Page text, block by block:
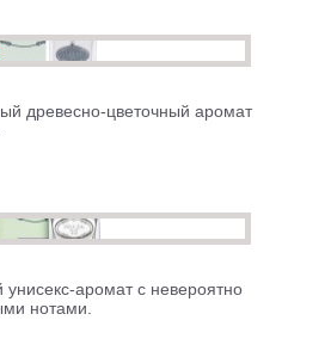
древесно-цветочный аромат
аромат с невероятно
нотами.